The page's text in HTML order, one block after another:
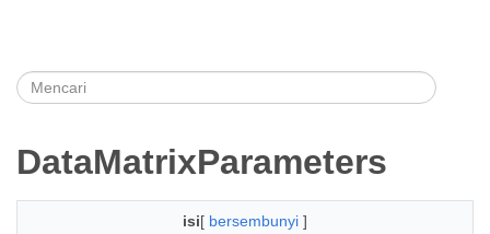
DataMatrixParameters
isi[ bersembunyi ]